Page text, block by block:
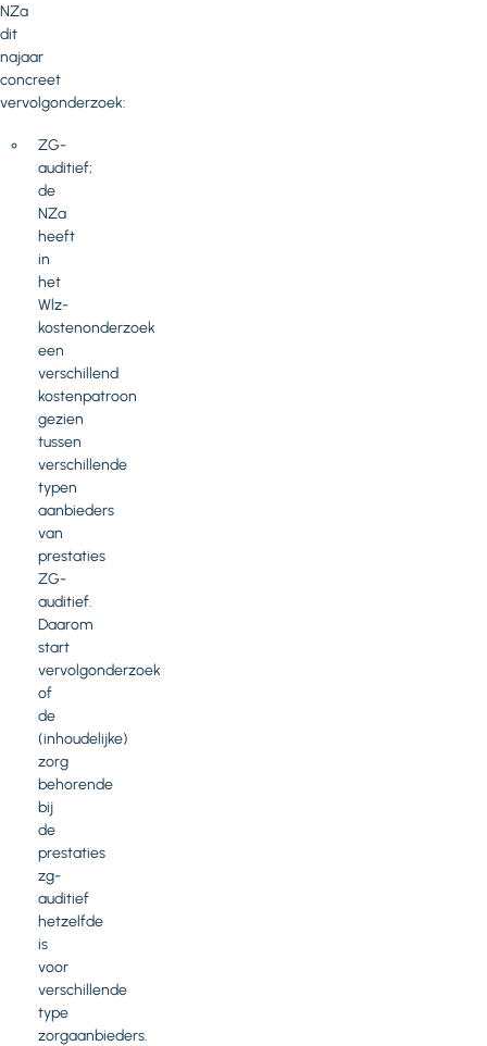
NZa
dit
najaar
concreet
vervolgonderzoek:
ZG-
auditief;
de
NZa
heeft
in
het
Wlz-
kostenonderzoek
een
verschillend
kostenpatroon
gezien
tussen
verschillende
typen
aanbieders
van
prestaties
ZG-
auditief.
Daarom
start
vervolgonderzoek
of
de
(inhoudelijke)
zorg
behorende
bij
de
prestaties
zg-
auditief
hetzelfde
is
voor
verschillende
type
zorgaanbieders.